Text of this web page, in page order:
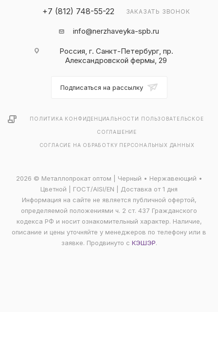
+7 (812) 748-55-22 ЗАКАЗАТЬ ЗВОНОК
info@nerzhaveyka-spb.ru
Россия, г. Санкт-Петербург, пр.
Александровской фермы, 29
Подписаться на рассылку
ПОЛИТИКА КОНФИДЕНЦИАЛЬНОСТИ ПОЛЬЗОВАТЕЛЬСКОЕ
СОГЛАШЕНИЕ
СОГЛАСИЕ НА ОБРАБОТКУ ПЕРСОНАЛЬНЫХ ДАННЫХ
2026 © Металлопрокат оптом | Черный • Нержавеющий •
Цветной | ГОСТ/AISI/EN | Доставка от 1 дня
Информация на сайте не является публичной офертой,
определяемой положениями ч. 2 ст. 437 Гражданского
кодекса РФ и носит ознакомительный характер. Наличие,
описание и цены уточняйте у менеджеров по телефону или в
заявке. Продвинуто с КЭШЭР.